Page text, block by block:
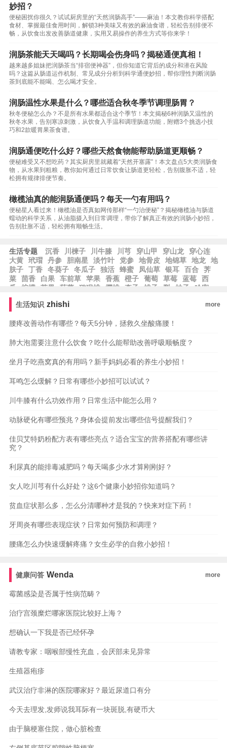
妙招？
便秘困扰你很久？试试厨房里的“天然润肠高手”——麻油！本文教你科学搭配
食材、掌握最佳食用时间，解锁3种美味又有效的麻油食谱，轻松告别排便不
畅，从饮食出发改善肠道健康，实用又易操作的养生方式等你来学！
润肠茶能天天喝吗？长期喝会伤身吗？揭秘通便真相！
越来越多姐妹把润肠茶当“排宿便神器”，但你知道它背后的成分和潜在风险
吗？这篇从肠道运作机制、常见成分分析到科学通便妙招，帮你理性判断润肠
茶到底能不能喝、怎么喝才安全。
润肠温性水果是什么？哪些适合秋冬季节调理肠胃？
秋冬便秘怎么办？不是所有水果都适合这个季节！本文揭秘6种润肠又温性的
秋冬水果，告别寒凉刺激，从饮食入手温和调理肠道功能，附赠3个挑选小技
巧和2款暖胃果茶食谱。
润肠通便吃什么好？哪些天然食物能帮助肠道更顺畅？
便秘难受又不想吃药？其实厨房里就藏着“天然开塞露”！本文盘点5大类润肠食
物，从水果到粗粮，教你如何通过日常饮食让肠道更轻松，告别腹胀不适，轻
松拥有规律排便节奏。
橄榄油真的能润肠通便吗？每天一勺有用吗？
便秘星人看过来！橄榄油是否真如网传那样“一勺治便秘”？揭秘橄榄油与肠道
蠕动的科学关系，从油脂摄入到日常调理，带你了解真正有效的润肠小妙招，
告别肚胀不适，轻松拥有顺畅生活。
生活专题 沉香 川楝子 川牛膝 川芎 穿山甲 穿山龙
穿心连
大黄
玳瑁 丹参 胆南星 淡竹叶 党参 地骨皮 地锦草 地龙
地
肤子
丁香 冬葵子 冬瓜子 独活 蜂蜜 凤仙草 银耳 百合
荠
菜
茴香 白果 车前草 苹果 香蕉 橙子 葡萄 草莓 蓝莓
西
瓜
柠檬 芒果 菠萝 猕猴桃 樱桃 李子 桃子 梨 柚子
哈密
瓜
生活知识 zhishi more
腰疼改善动作有哪些？每天5分钟，拯救久坐酸痛腰！
肺大泡需要注意什么饮食？吃什么能帮助改善呼吸顺畅度？
坐月子吃燕窝真的有用吗？新手妈妈必看的养生小妙招！
耳鸣怎么缓解？日常有哪些小妙招可以试试？
川牛膝有什么功效作用？日常生活中能怎么用？
动脉硬化有哪些预兆？身体会提前发出哪些信号提醒我们？
佳贝艾特奶粉配方表有哪些亮点？适合宝宝的营养搭配有哪些讲
究？
利尿真的能排毒减肥吗？每天喝多少水才算刚刚好？
女人吃川芎有什么好处？这6个健康小妙招你知道吗？
贫血症状那么多，怎么分清哪种才是我的？快来对症下药！
牙周炎有哪些表现症状？日常如何预防和调理？
腰痛怎么办快速缓解疼痛？女生必学的自救小妙招！
健康问答 Wenda more
霉菌感染是否属于性病范畴？
治疗宫颈糜烂哪家医院比较好上海？
想确认一下我是否已经怀孕
请教专家：咽喉部慢性充血，会厌部未见异常
生殖器疱疹
武汉治疗非淋的医院哪家好？最近尿道口有分
今天去理发,发师说我耳际有一块斑脱,有硬币大
由于脑梗塞住院，做心脏检查